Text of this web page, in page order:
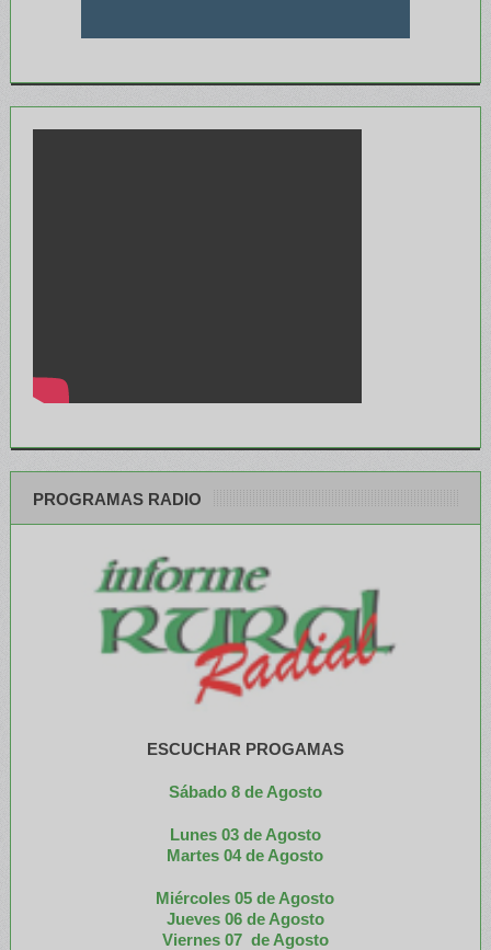
PROGRAMAS RADIO
ESCUCHAR PROGAMAS
Sábado 8 de Agosto
Lunes 03 de Agosto
Martes 04 de Agosto
Miércoles 05 de Agosto
Jueves 06 de Agosto
Viernes 07 de Agosto